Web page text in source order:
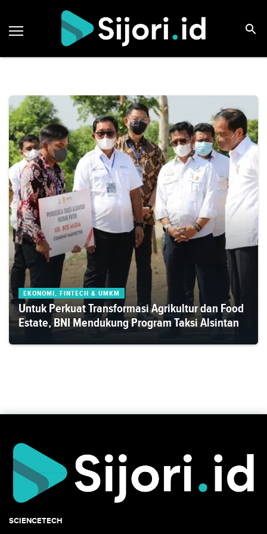
EKONOMI, FINTECH & UMKM
Untuk Perkuat Transformasi Agrikultur dan Food
Estate, BNI Mendukung Program Taksi Alsintan
SCIENCETECH